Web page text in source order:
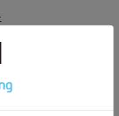
)